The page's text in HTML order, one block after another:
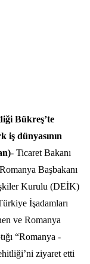
Bükreş’te
iş dünyasının
- Ticaret Bakanı
Başbakanı
Kurulu (DEİK)
İşadamları
ve Romanya
“Romanya -
ziyaret etti